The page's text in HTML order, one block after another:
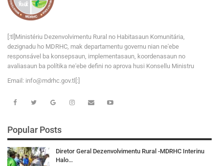
[:tl]Ministériu Dezenvolvimentu Rural no Habitasaun Komunitária,
dezignadu ho MDRHC, mak departamentu governu nian ne'ebe
responsável ba konsepsaun, implementasaun, koordenasaun no
avaliasaun ba polítika ne'ebe defini no aprova husi Konsellu Ministru
Email: info@md rhc.gov.tl[:]
Popular Posts
Diretor Geral Dezenvolvimentu Rural -MDRHC Interinu
Halo…